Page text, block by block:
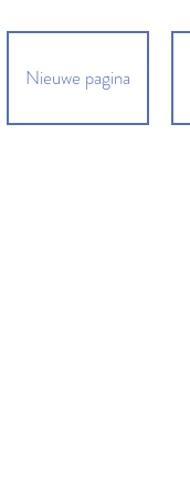
Nieuwe pagina